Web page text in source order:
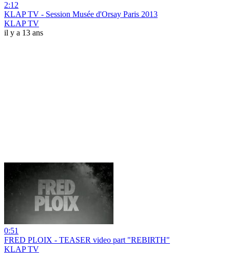
2:12
KLAP TV - Session Musée d'Orsay Paris 2013
KLAP TV
il y a 13 ans
0:51
FRED PLOIX - TEASER video part "REBIRTH"
KLAP TV